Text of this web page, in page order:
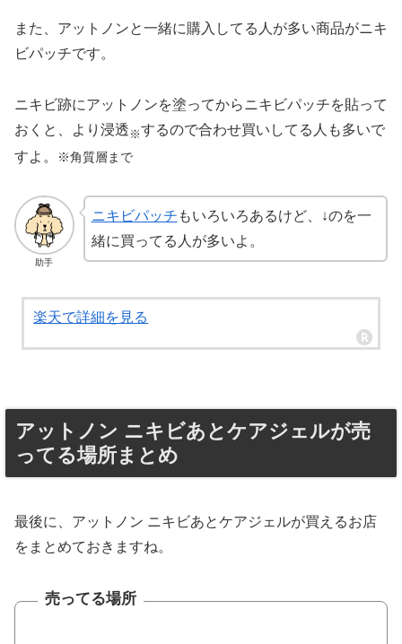
また、アットノンと一緒に購入してる人が多い商品がニキ
ビパッチです。
ニキビ跡にアットノンを塗ってからニキビパッチを貼って
おくと、より浸透 ※するので合わせ買いしてる人も多いで
すよ。
※角質層まで
助手
ニキビパッチ もいろいろあるけど、↓のを一
緒に買ってる人が多いよ。
楽天で詳細を見る
アットノン ニキビあとケアジェルが売
ってる場所まとめ
最後に、アットノン ニキビあとケアジェルが買えるお店
をまとめておきますね。
売ってる場所